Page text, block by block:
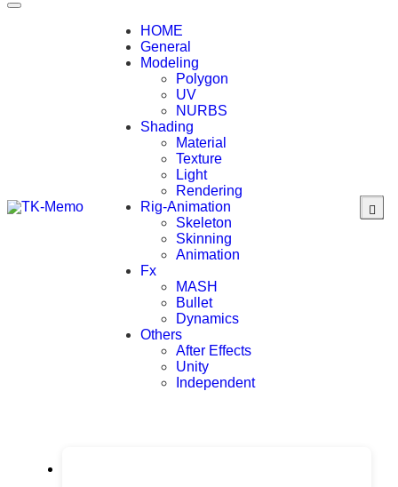
HOME
General
Modeling
Polygon
UV
NURBS
Shading
Material
Texture
Light
Rendering
Rig-Animation
Skeleton
Skinning
Animation
Fx
MASH
Bullet
Dynamics
Others
After Effects
Unity
Independent